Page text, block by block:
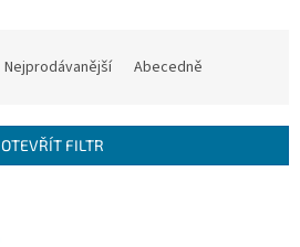
Nejprodávanější Abecedně
OTEVŘÍT FILTR